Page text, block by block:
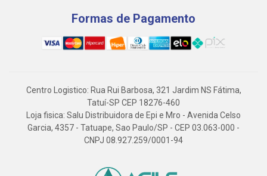
Formas de Pagamento
Centro Logistico: Rua Rui Barbosa, 321 Jardim NS Fátima,
Tatuí-SP CEP 18276-460
Loja fisica: Salu Distribuidora de Epi e Mro - Avenida Celso
Garcia, 4357 - Tatuape, Sao Paulo/SP - CEP 03.063-000 -
CNPJ 08.927.259/0001-94